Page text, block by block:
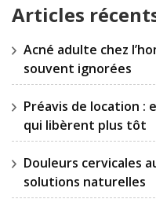
Articles
Acné adulte chez
souvent ignorées
Préavis de location :
qui libèrent plus tôt
Douleurs cervicales
solutions naturelles